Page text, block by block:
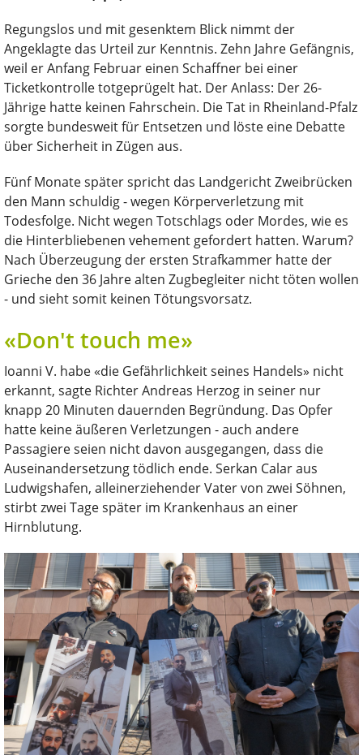
Regungslos und mit gesenktem Blick nimmt der
Angeklagte das Urteil zur Kenntnis. Zehn Jahre Gefängnis,
weil er Anfang Februar einen Schaffner bei einer
Ticketkontrolle totgeprügelt hat. Der Anlass: Der 26-
Jährige hatte keinen Fahrschein. Die Tat in Rheinland-Pfalz
sorgte bundesweit für Entsetzen und löste eine Debatte
über Sicherheit in Zügen aus.
Fünf Monate später spricht das Landgericht Zweibrücken
den Mann schuldig - wegen Körperverletzung mit
Todesfolge. Nicht wegen Totschlags oder Mordes, wie es
die Hinterbliebenen vehement gefordert hatten. Warum?
Nach Überzeugung der ersten Strafkammer hatte der
Grieche den 36 Jahre alten Zugbegleiter nicht töten wollen
- und sieht somit keinen Tötungsvorsatz.
«Don't touch me»
Ioanni V. habe «die Gefährlichkeit seines Handels» nicht
erkannt, sagte Richter Andreas Herzog in seiner nur
knapp 20 Minuten dauernden Begründung. Das Opfer
hatte keine äußeren Verletzungen - auch andere
Passagiere seien nicht davon ausgegangen, dass die
Auseinandersetzung tödlich ende. Serkan Calar aus
Ludwigshafen, alleinerziehender Vater von zwei Söhnen,
stirbt zwei Tage später im Krankenhaus an einer
Hirnblutung.